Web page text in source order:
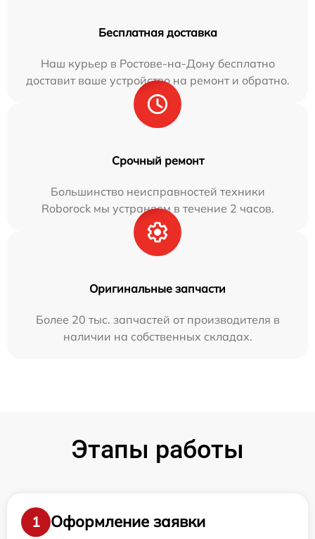
Бесплатная доставка
Наш курьер в Ростове-на-Дону бесплатно
доставит ваше устройство на ремонт и обратно.
Срочный ремонт
Большинство неисправностей техники
Roborock мы устраняем в течение 2 часов.
Оригинальные запчасти
Более 20 тыс. запчастей от производителя в
наличии на собственных складах.
Этапы работы
1
Оформление заявки